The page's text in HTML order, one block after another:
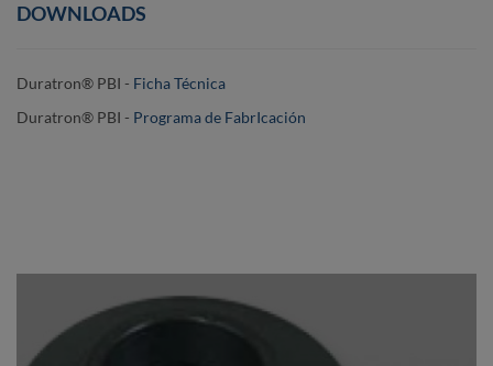
DOWNLOADS
Duratron® PBI - Ficha Técnica
Duratron® PBI - Programa de FabrIcación